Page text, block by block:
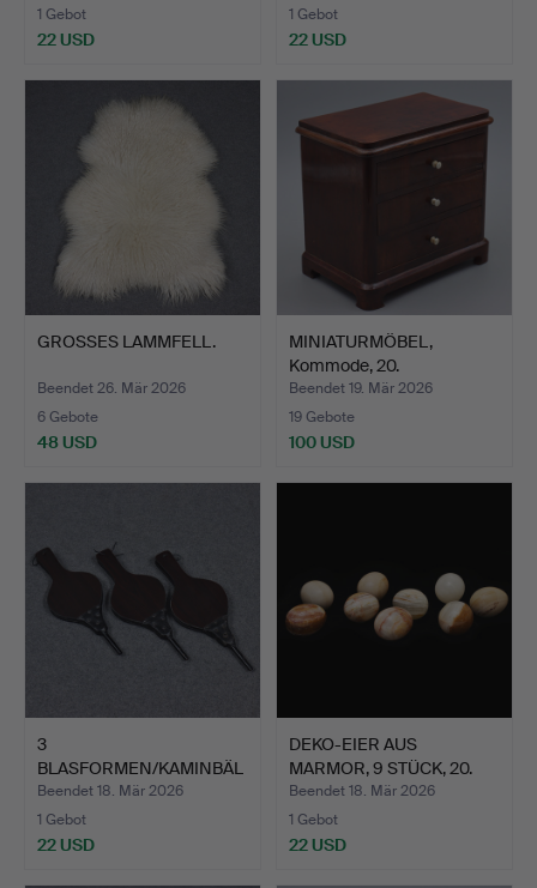
1 Gebot
22 USD
1 Gebot
22 USD
GROSSES LAMMFELL.
Beendet 26. Mär 2026
6 Gebote
48 USD
MINIATURMÖBEL,
Kommode, 20.
JAHRHUNDERT.
Beendet 19. Mär 2026
19 Gebote
100 USD
3
BLASFORMEN/KAMINBÄL
GE (49 cm).
Beendet 18. Mär 2026
1 Gebot
22 USD
DEKO-EIER AUS
MARMOR, 9 STÜCK, 20.
JAHRHUN…
Beendet 18. Mär 2026
1 Gebot
22 USD